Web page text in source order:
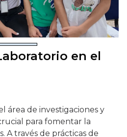
en el
área de investigaciones y
para fomentar la
A través de prácticas de